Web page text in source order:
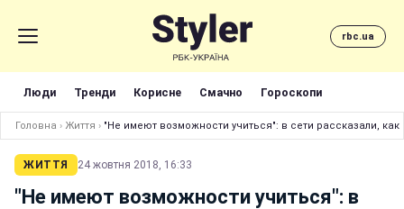
rbc.ua
Люди Тренди Корисне Смачно Гороскопи
Головна › Життя › "Не имеют возможности учиться": в сети рассказали,
ЖИТТЯ 24 жовтня 2018, 16:33
"Не имеют возможности учиться": в